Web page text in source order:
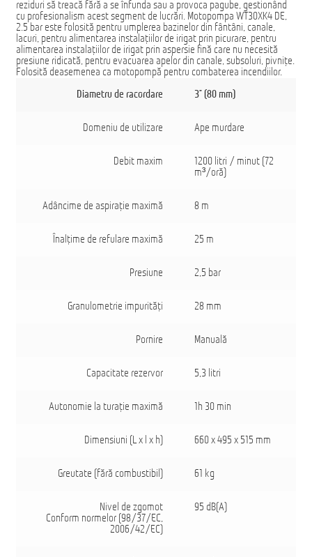
reziduri să treacă fără a se înfunda sau a provoca pagube, gestionând
cu profesionalism acest segment de lucrări. Motopompa WT30XK4 DE,
2.5 bar este folosită pentru umplerea bazinelor din fântâni, canale,
lacuri, pentru alimentarea instalaţiilor de irigat prin picurare, pentru
alimentarea instalaţiilor de irigat prin aspersie fină care nu necesită
presiune ridicată, pentru evacuarea apelor din canale, subsoluri, pivniţe.
Folosită deasemenea ca motopompă pentru combaterea incendiilor.
Diametru de racordare
3” (80 mm)
Domeniu de utilizare Ape murdare
Debit maxim
1200 litri / minut (72
m³/oră)
Adâncime de aspiraţie maximă 8 m
Înalţime de refulare maximă 25 m
Presiune 2,5 bar
Granulometrie impurităţi 28 mm
Pornire Manuală
Capacitate rezervor 5,3 litri
Autonomie la turaţie maximă 1h 30 min
Dimensiuni (L x l x h) 660 x 495 x 515 mm
Greutate (fără combustibil) 61 kg
Nivel de zgomot
Conform normelor (98/37/EC,
2006/42/EC)
95 dB(A)